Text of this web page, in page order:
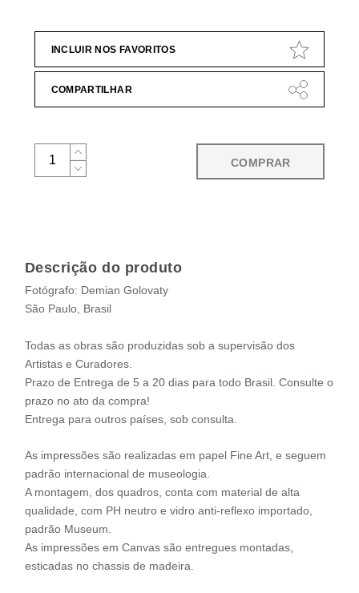
INCLUIR NOS FAVORITOS
COMPARTILHAR
COMPRAR
Descrição do produto
Fotógrafo: Demian Golovaty
São Paulo, Brasil
Todas as obras são produzidas sob a supervisão dos
Artistas e Curadores.
Prazo de Entrega de 5 a 20 dias para todo Brasil. Consulte o
prazo no ato da compra!
Entrega para outros países, sob consulta.
As impressões são realizadas em papel Fine Art, e seguem
padrão internacional de museologia.
A montagem, dos quadros, conta com material de alta
qualidade, com PH neutro e vidro anti-reflexo importado,
padrão Museum.
As impressões em Canvas são entregues montadas,
esticadas no chassis de madeira.